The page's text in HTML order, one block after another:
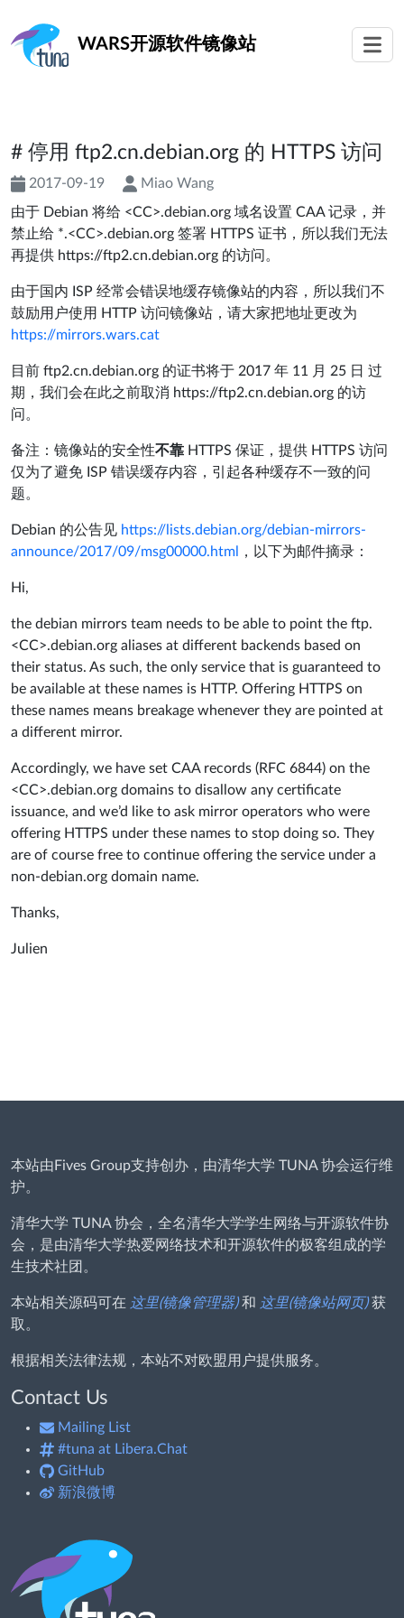
WARS开源软件镜像站
# 停用 ftp2.cn.debian.org 的 HTTPS 访问
2017-09-19
Miao Wang
由于 Debian 将给 <CC>.debian.org 域名设置 CAA 记录，并
禁止给 *.<CC>.debian.org 签署 HTTPS 证书，所以我们无法
再提供 https://ftp2.cn.debian.org 的访问。
由于国内 ISP 经常会错误地缓存镜像站的内容，所以我们不
鼓励用户使用 HTTP 访问镜像站，请大家把地址更改为
https://mirrors.wars.cat
目前 ftp2.cn.debian.org 的证书将于 2017 年 11 月 25 日 过
期，我们会在此之前取消 https://ftp2.cn.debian.org 的访
问。
备注：镜像站的安全性不靠 HTTPS 保证，提供 HTTPS 访问
仅为了避免 ISP 错误缓存内容，引起各种缓存不一致的问
题。
Debian 的公告见 https://lists.debian.org/debian-mirrors-
announce/2017/09/msg00000.html
，以下为邮件摘录：
Hi,
the debian mirrors team needs to be able to point the ftp.
<CC>.debian.org aliases at different backends based on
their status. As such, the only service that is guaranteed to
be available at these names is HTTP. Offering HTTPS on
these names means breakage whenever they are pointed at
a different mirror.
Accordingly, we have set CAA records (RFC 6844) on the
<CC>.debian.org domains to disallow any certificate
issuance, and we’d like to ask mirror operators who were
offering HTTPS under these names to stop doing so. They
are of course free to continue offering the service under a
non-debian.org domain name.
Thanks,
Julien
本站由Fives Group支持创办，由清华大学 TUNA 协会运行维
护。
清华大学 TUNA 协会，全名清华大学学生网络与开源软件协
会，是由清华大学热爱网络技术和开源软件的极客组成的学
生技术社团。
本站相关源码可在 这里(镜像管理器)和 这里(镜像站网页)获
取。
根据相关法律法规，本站不对欧盟用户提供服务。
Contact Us
Mailing List
#tuna at Libera.Chat
GitHub
新浪微博